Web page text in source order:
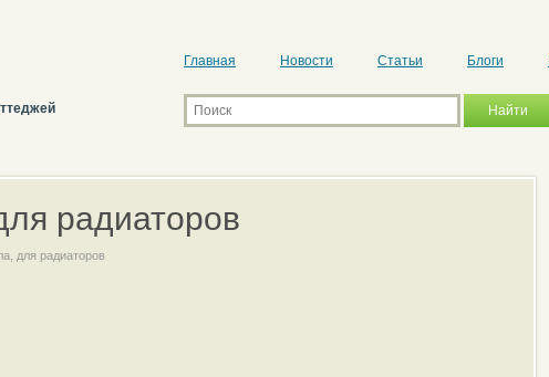
Главная Новости Статьи Блоги
радиаторов
для радиаторов